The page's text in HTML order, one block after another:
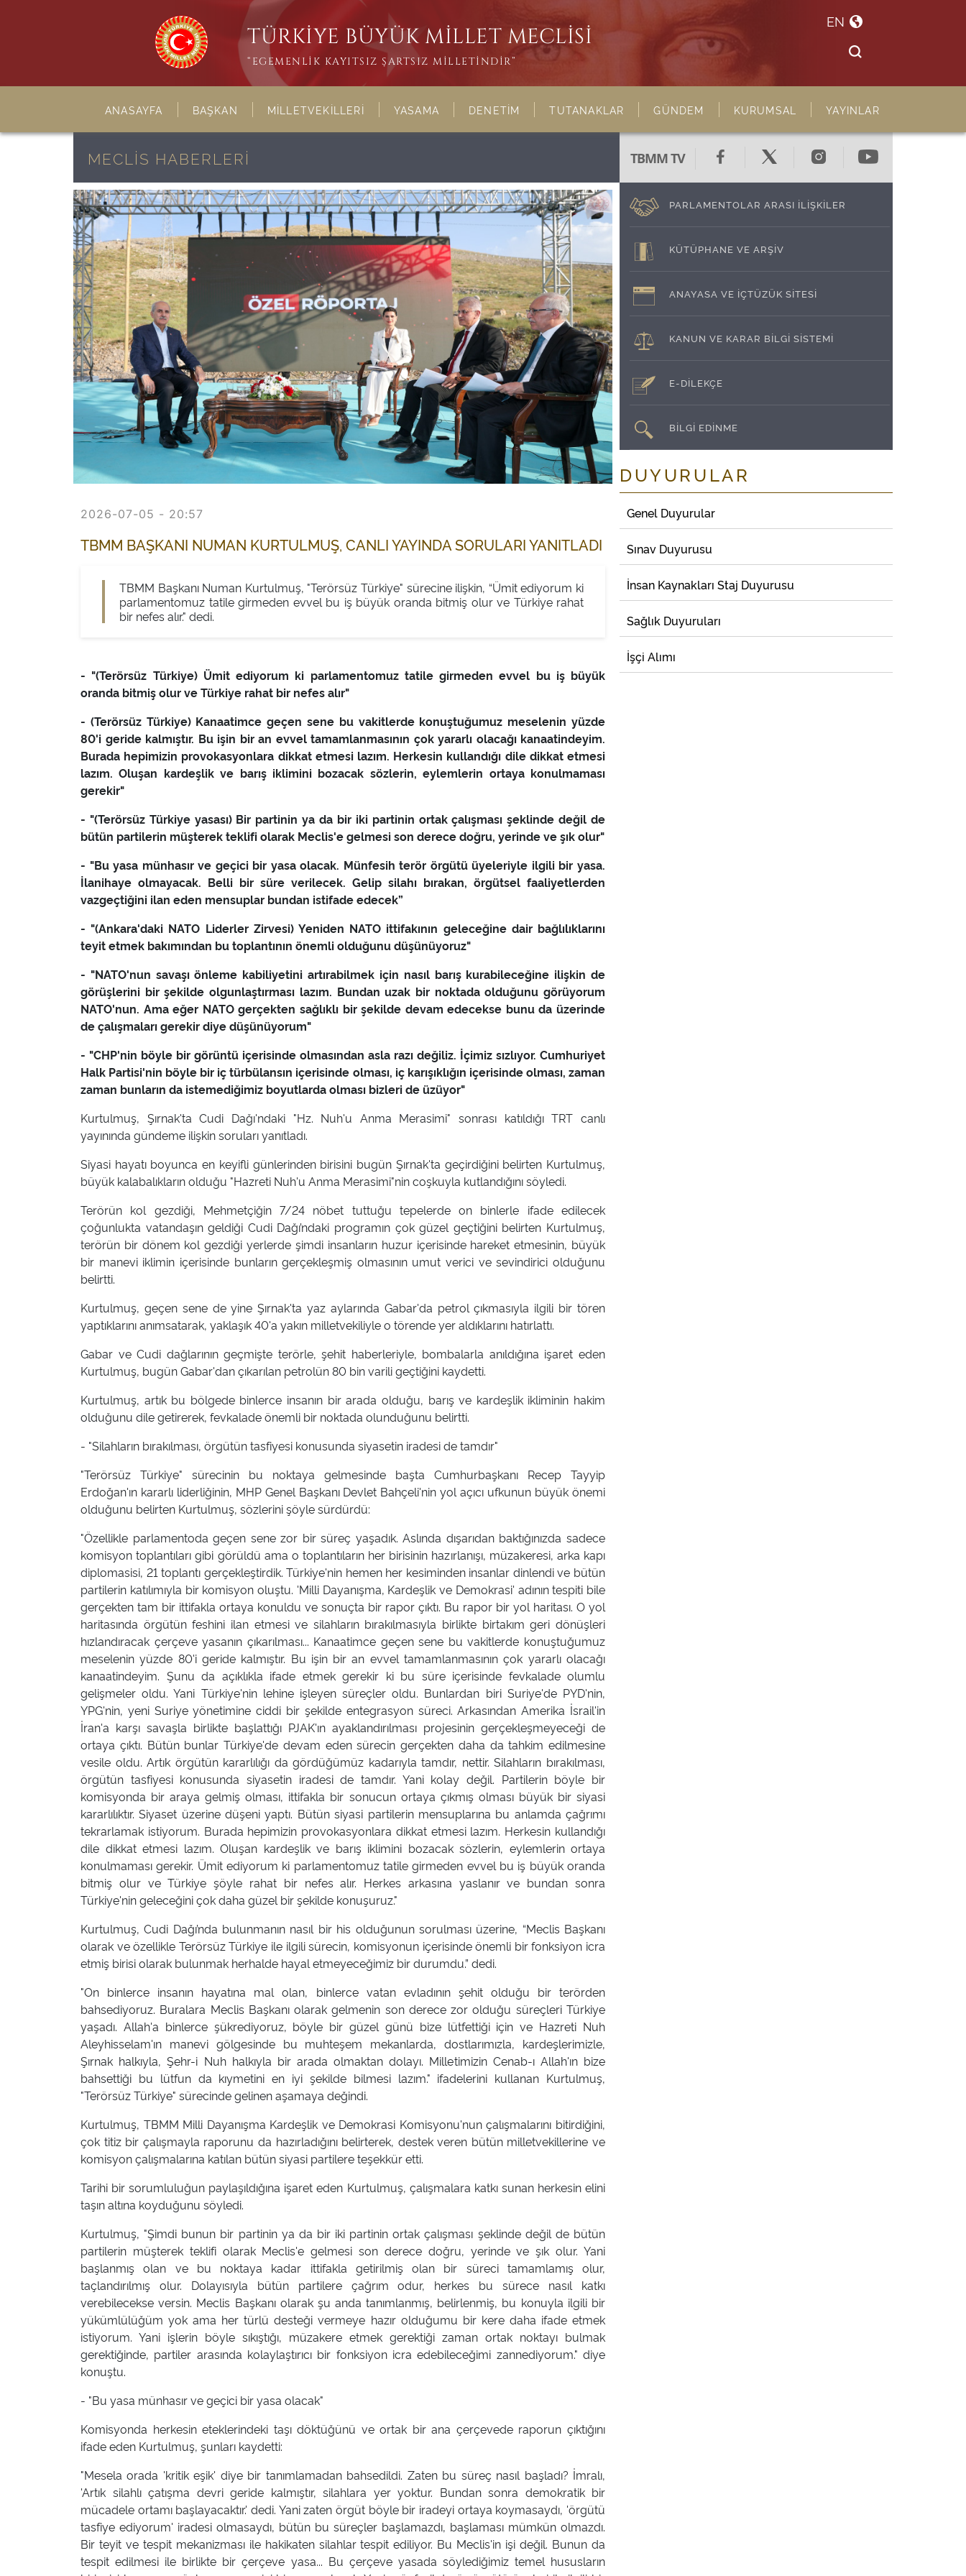
TÜRKİYE BÜYÜK MİLLET MECLİSİ
“EGEMENLİK KAYITSIZ ŞARTSIZ MİLLETİNDİR”
EN
ANASAYFA BAŞKAN MİLLETVEKİLLERİ YASAMA DENETİM TUTANAKLAR GÜNDEM KURUMSAL YAYINLAR
MECLİS HABERLERİ
2026-07-05 - 20:57
TBMM BAŞKANI NUMAN KURTULMUŞ, CANLI YAYINDA SORULARI YANITLADI
TBMM Başkanı Numan Kurtulmuş, "Terörsüz Türkiye" sürecine ilişkin, “Ümit ediyorum ki
parlamentomuz tatile girmeden evvel bu iş büyük oranda bitmiş olur ve Türkiye rahat
bir nefes alır." dedi.
- "(Terörsüz Türkiye) Ümit ediyorum ki parlamentomuz tatile girmeden evvel bu iş büyük
oranda bitmiş olur ve Türkiye rahat bir nefes alır"
- (Terörsüz Türkiye) Kanaatimce geçen sene bu vakitlerde konuştuğumuz meselenin yüzde
80'i geride kalmıştır. Bu işin bir an evvel tamamlanmasının çok yararlı olacağı kanaatindeyim.
Burada hepimizin provokasyonlara dikkat etmesi lazım. Herkesin kullandığı dile dikkat etmesi
lazım. Oluşan kardeşlik ve barış iklimini bozacak sözlerin, eylemlerin ortaya konulmaması
gerekir"
- "(Terörsüz Türkiye yasası) Bir partinin ya da bir iki partinin ortak çalışması şeklinde değil de
bütün partilerin müşterek teklifi olarak Meclis'e gelmesi son derece doğru, yerinde ve şık olur"
- "Bu yasa münhasır ve geçici bir yasa olacak. Münfesih terör örgütü üyeleriyle ilgili bir yasa.
İlanihaye olmayacak. Belli bir süre verilecek. Gelip silahı bırakan, örgütsel faaliyetlerden
vazgeçtiğini ilan eden mensuplar bundan istifade edecek”
- "(Ankara'daki NATO Liderler Zirvesi) Yeniden NATO ittifakının geleceğine dair bağlılıklarını
teyit etmek bakımından bu toplantının önemli olduğunu düşünüyoruz"
- "NATO'nun savaşı önleme kabiliyetini artırabilmek için nasıl barış kurabileceğine ilişkin de
görüşlerini bir şekilde olgunlaştırması lazım. Bundan uzak bir noktada olduğunu görüyorum
NATO'nun. Ama eğer NATO gerçekten sağlıklı bir şekilde devam edecekse bunu da üzerinde
de çalışmaları gerekir diye düşünüyorum"
- "CHP'nin böyle bir görüntü içerisinde olmasından asla razı değiliz. İçimiz sızlıyor. Cumhuriyet
Halk Partisi'nin böyle bir iç türbülansın içerisinde olması, iç karışıklığın içerisinde olması, zaman
zaman bunların da istemediğimiz boyutlarda olması bizleri de üzüyor"
Kurtulmuş, Şırnak'ta Cudi Dağı'ndaki "Hz. Nuh'u Anma Merasimi" sonrası katıldığı TRT canlı
yayınında gündeme ilişkin soruları yanıtladı.
Siyasi hayatı boyunca en keyifli günlerinden birisini bugün Şırnak'ta geçirdiğini belirten Kurtulmuş,
büyük kalabalıkların olduğu "Hazreti Nuh'u Anma Merasimi"nin coşkuyla kutlandığını söyledi.
Terörün kol gezdiği, Mehmetçiğin 7/24 nöbet tuttuğu tepelerde on binlerle ifade edilecek
çoğunlukta vatandaşın geldiği Cudi Dağı’ndaki programın çok güzel geçtiğini belirten Kurtulmuş,
terörün bir dönem kol gezdiği yerlerde şimdi insanların huzur içerisinde hareket etmesinin, büyük
bir manevi iklimin içerisinde bunların gerçekleşmiş olmasının umut verici ve sevindirici olduğunu
belirtti.
Kurtulmuş, geçen sene de yine Şırnak'ta yaz aylarında Gabar'da petrol çıkmasıyla ilgili bir tören
yaptıklarını anımsatarak, yaklaşık 40'a yakın milletvekiliyle o törende yer aldıklarını hatırlattı.
Gabar ve Cudi dağlarının geçmişte terörle, şehit haberleriyle, bombalarla anıldığına işaret eden
Kurtulmuş, bugün Gabar'dan çıkarılan petrolün 80 bin varili geçtiğini kaydetti.
Kurtulmuş, artık bu bölgede binlerce insanın bir arada olduğu, barış ve kardeşlik ikliminin hakim
olduğunu dile getirerek, fevkalade önemli bir noktada olunduğunu belirtti.
- "Silahların bırakılması, örgütün tasfiyesi konusunda siyasetin iradesi de tamdır"
"Terörsüz Türkiye" sürecinin bu noktaya gelmesinde başta Cumhurbaşkanı Recep Tayyip
Erdoğan'ın kararlı liderliğinin, MHP Genel Başkanı Devlet Bahçeli'nin yol açıcı ufkunun büyük önemi
olduğunu belirten Kurtulmuş, sözlerini şöyle sürdürdü:
"Özellikle parlamentoda geçen sene zor bir süreç yaşadık. Aslında dışarıdan baktığınızda sadece
komisyon toplantıları gibi görüldü ama o toplantıların her birisinin hazırlanışı, müzakeresi, arka kapı
diplomasisi, 21 toplantı gerçekleştirdik. Türkiye'nin hemen her kesiminden insanlar dinlendi ve bütün
partilerin katılımıyla bir komisyon oluştu. 'Milli Dayanışma, Kardeşlik ve Demokrasi' adının tespiti bile
gerçekten tam bir ittifakla ortaya konuldu ve sonuçta bir rapor çıktı. Bu rapor bir yol haritası. O yol
haritasında örgütün feshini ilan etmesi ve silahların bırakılmasıyla birlikte birtakım geri dönüşleri
hızlandıracak çerçeve yasanın çıkarılması... Kanaatimce geçen sene bu vakitlerde konuştuğumuz
meselenin yüzde 80'i geride kalmıştır. Bu işin bir an evvel tamamlanmasının çok yararlı olacağı
kanaatindeyim. Şunu da açıklıkla ifade etmek gerekir ki bu süre içerisinde fevkalade olumlu
gelişmeler oldu. Yani Türkiye'nin lehine işleyen süreçler oldu. Bunlardan biri Suriye'de PYD'nin,
YPG'nin, yeni Suriye yönetimine ciddi bir şekilde entegrasyon süreci. Arkasından Amerika İsrail'in
İran'a karşı savaşla birlikte başlattığı PJAK'ın ayaklandırılması projesinin gerçekleşmeyeceği de
ortaya çıktı. Bütün bunlar Türkiye'de devam eden sürecin gerçekten daha da tahkim edilmesine
vesile oldu. Artık örgütün kararlılığı da gördüğümüz kadarıyla tamdır, nettir. Silahların bırakılması,
örgütün tasfiyesi konusunda siyasetin iradesi de tamdır. Yani kolay değil. Partilerin böyle bir
komisyonda bir araya gelmiş olması, ittifakla bir sonucun ortaya çıkmış olması büyük bir siyasi
kararlılıktır. Siyaset üzerine düşeni yaptı. Bütün siyasi partilerin mensuplarına bu anlamda çağrımı
tekrarlamak istiyorum. Burada hepimizin provokasyonlara dikkat etmesi lazım. Herkesin kullandığı
dile dikkat etmesi lazım. Oluşan kardeşlik ve barış iklimini bozacak sözlerin, eylemlerin ortaya
konulmaması gerekir. Ümit ediyorum ki parlamentomuz tatile girmeden evvel bu iş büyük oranda
bitmiş olur ve Türkiye şöyle rahat bir nefes alır. Herkes arkasına yaslanır ve bundan sonra
Türkiye'nin geleceğini çok daha güzel bir şekilde konuşuruz."
Kurtulmuş, Cudi Dağı’nda bulunmanın nasıl bir his olduğunun sorulması üzerine, “Meclis Başkanı
olarak ve özellikle Terörsüz Türkiye ile ilgili sürecin, komisyonun içerisinde önemli bir fonksiyon icra
etmiş birisi olarak bulunmak herhalde hayal etmeyeceğimiz bir durumdu.” dedi.
"On binlerce insanın hayatına mal olan, binlerce vatan evladının şehit olduğu bir terörden
bahsediyoruz. Buralara Meclis Başkanı olarak gelmenin son derece zor olduğu süreçleri Türkiye
yaşadı. Allah'a binlerce şükrediyoruz, böyle bir güzel günü bize lütfettiği için ve Hazreti Nuh
Aleyhisselam'ın manevi gölgesinde bu muhteşem mekanlarda, dostlarımızla, kardeşlerimizle,
Şırnak halkıyla, Şehr-i Nuh halkıyla bir arada olmaktan dolayı. Milletimizin Cenab-ı Allah'ın bize
bahsettiği bu lütfun da kıymetini en iyi şekilde bilmesi lazım." ifadelerini kullanan Kurtulmuş,
"Terörsüz Türkiye" sürecinde gelinen aşamaya değindi.
Kurtulmuş, TBMM Milli Dayanışma Kardeşlik ve Demokrasi Komisyonu'nun çalışmalarını bitirdiğini,
çok titiz bir çalışmayla raporunu da hazırladığını belirterek, destek veren bütün milletvekillerine ve
komisyon çalışmalarına katılan bütün siyasi partilere teşekkür etti.
Tarihi bir sorumluluğun paylaşıldığına işaret eden Kurtulmuş, çalışmalara katkı sunan herkesin elini
taşın altına koyduğunu söyledi.
Kurtulmuş, "Şimdi bunun bir partinin ya da bir iki partinin ortak çalışması şeklinde değil de bütün
partilerin müşterek teklifi olarak Meclis'e gelmesi son derece doğru, yerinde ve şık olur. Yani
başlanmış olan ve bu noktaya kadar ittifakla getirilmiş olan bir süreci tamamlamış olur,
taçlandırılmış olur. Dolayısıyla bütün partilere çağrım odur, herkes bu sürece nasıl katkı
verebilecekse versin. Meclis Başkanı olarak şu anda tanımlanmış, belirlenmiş, bu konuyla ilgili bir
yükümlülüğüm yok ama her türlü desteği vermeye hazır olduğumu bir kere daha ifade etmek
istiyorum. Yani işlerin böyle sıkıştığı, müzakere etmek gerektiği zaman ortak noktayı bulmak
gerektiğinde, partiler arasında kolaylaştırıcı bir fonksiyon icra edebileceğimi zannediyorum." diye
konuştu.
- "Bu yasa münhasır ve geçici bir yasa olacak"
Komisyonda herkesin eteklerindeki taşı döktüğünü ve ortak bir ana çerçevede raporun çıktığını
ifade eden Kurtulmuş, şunları kaydetti:
"Mesela orada 'kritik eşik' diye bir tanımlamadan bahsedildi. Zaten bu süreç nasıl başladı? İmralı,
'Artık silahlı çatışma devri geride kalmıştır, silahlara yer yoktur. Bundan sonra demokratik bir
mücadele ortamı başlayacaktır.' dedi. Yani zaten örgüt böyle bir iradeyi ortaya koymasaydı, 'örgütü
tasfiye ediyorum' iradesi olmasaydı, bütün bu süreçler başlamazdı, başlaması mümkün olmazdı.
Bir teyit ve tespit mekanizması ile hakikaten silahlar tespit ediliyor. Bu Meclis'in işi değil. Bunun da
tespit edilmesi ile birlikte bir çerçeve yasa... Bu çerçeve yasada söylediğimiz temel hususların
TBMM TV
PARLAMENTOLAR ARASI İLİŞKİLER
KÜTÜPHANE VE ARŞİV
ANAYASA VE İÇTÜZÜK SİTESİ
KANUN VE KARAR BİLGİ SİSTEMİ
E-DİLEKÇE
BİLGİ EDİNME
DUYURULAR
Genel Duyurular
Sınav Duyurusu
İnsan Kaynakları Staj Duyurusu
Sağlık Duyuruları
İşçi Alımı